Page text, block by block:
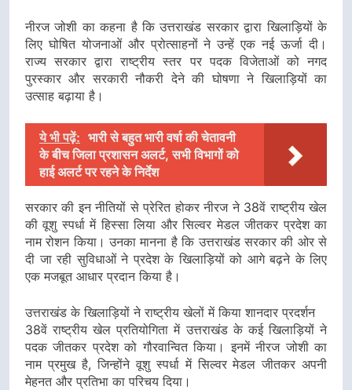
नीरज जोशी का कहना है कि उत्तराखंड सरकार द्वारा खिलाड़ियों के
लिए घोषित योजनाओं और प्रोत्साहनों ने उन्हें एक नई ऊर्जा दी।
राज्य सरकार द्वारा राष्ट्रीय स्तर पर पदक विजेताओं को नगद
पुरस्कार और सरकारी नौकरी देने की घोषणा ने खिलाड़ियों का
उत्साह बढ़ाया है।
ये भी पढ़ें: भारी से बहुत भारी वर्षा की चेतावनी
के बीच जिला प्रशासन अलर्ट, सभी विभागों को
हाई अलर्ट पर रहने के निर्देश
सरकार की इन नीतियों से प्रेरित होकर नीरज ने 38वें राष्ट्रीय खेल
की वूशु स्पर्धा में हिस्सा लिया और सिल्वर मेडल जीतकर प्रदेश का
नाम रोशन किया। उनका मानना है कि उत्तराखंड सरकार की ओर से
दी जा रही सुविधाओं ने प्रदेश के खिलाड़ियों को आगे बढ़ने के लिए
एक मजबूत आधार प्रदान किया है।
उत्तराखंड के खिलाड़ियों ने राष्ट्रीय खेलों में किया शानदार प्रदर्शन
38वें राष्ट्रीय खेल प्रतियोगिता में उत्तराखंड के कई खिलाड़ियों ने
पदक जीतकर प्रदेश को गौरवान्वित किया। इनमें नीरज जोशी का
नाम प्रमुख है, जिन्होंने वूशु स्पर्धा में सिल्वर मेडल जीतकर अपनी
मेहनत और प्रतिभा का परिचय दिया।